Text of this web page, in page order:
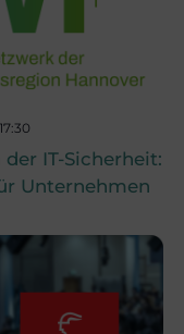
t
n
g
e
A
n
s
IT-Sicherheit:
Unternehmen
17:30